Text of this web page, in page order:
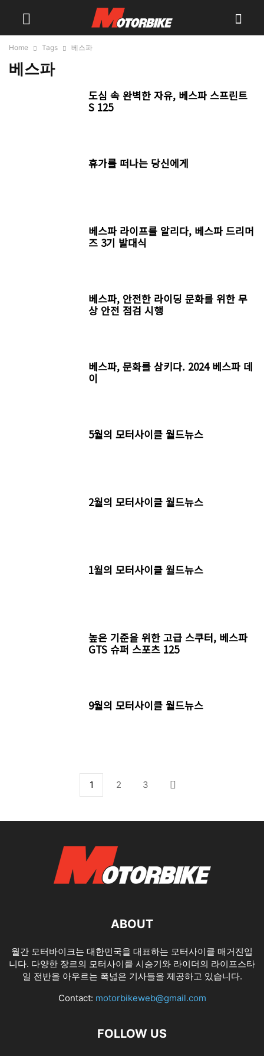
Home Tags 베스파
베스파
도심 속 완벽한 자유, 베스파 스프린트
S 125
휴가를 떠나는 당신에게
베스파 라이프를 알리다, 베스파 드리머
즈 3기 발대식
베스파, 안전한 라이딩 문화를 위한 무
상 안전 점검 시행
베스파, 문화를 삼키다. 2024 베스파 데
이
5월의 모터사이클 월드뉴스
2월의 모터사이클 월드뉴스
1월의 모터사이클 월드뉴스
높은 기준을 위한 고급 스쿠터, 베스파
GTS 슈퍼 스포츠 125
9월의 모터사이클 월드뉴스
1 2 3
ABOUT
월간 모터바이크는 대한민국을 대표하는 모터사이클 매거진입
니다. 다양한 장르의 모터사이클 시승기와 라이더의 라이프스타
일 전반을 아우르는 폭넓은 기사들을 제공하고 있습니다.
Contact: motorbikeweb@gmail.com
FOLLOW US